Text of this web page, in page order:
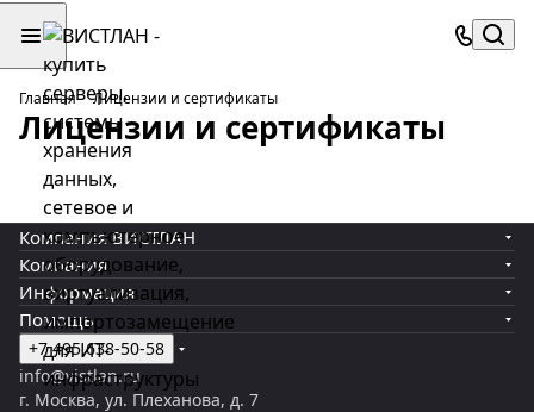
Главная Лицензии и сертификаты
Лицензии и сертификаты
Компания ВИСТЛАН
Компания
Информация
Помощь
+7 495 638-50-58
info@vistlan.ru
г. Москва, ул. Плеханова, д. 7